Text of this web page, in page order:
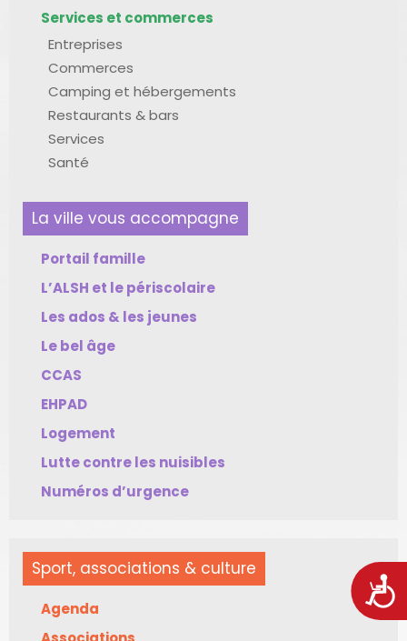
Services et commerces
Entreprises
Commerces
Camping et hébergements
Restaurants & bars
Services
Santé
La ville vous accompagne
Portail famille
L’ALSH et le périscolaire
Les ados & les jeunes
Le bel âge
CCAS
EHPAD
Logement
Lutte contre les nuisibles
Numéros d’urgence
Sport, associations & culture
Agenda